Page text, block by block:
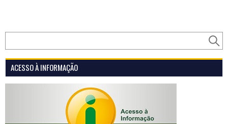
ACESSO À INFORMAÇÃO